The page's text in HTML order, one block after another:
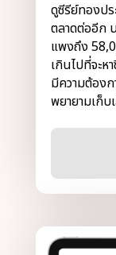
ดูซีรีย์ทองปร
ตลาดต่ออีก
แพงถึง
เกินไปที่จะ
มีความต้อง
พยายามเก็บ